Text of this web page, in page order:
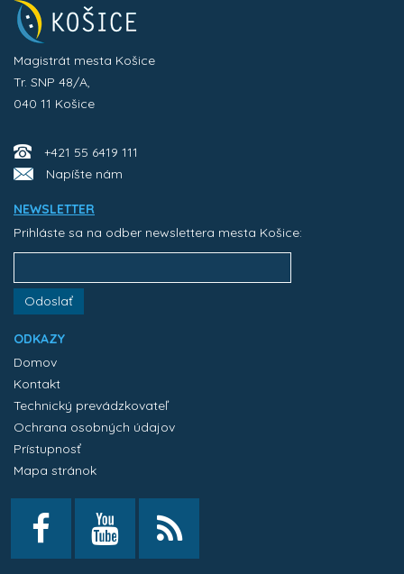
Magistrát mesta Košice
Tr. SNP 48/A,
040 11 Košice
+421 55 6419 111
Napíšte nám
NEWSLETTER
Prihláste sa na odber newslettera mesta Košice:
Odoslať
ODKAZY
Domov
Kontakt
Technický prevádzkovateľ
Ochrana osobných údajov
Prístupnosť
Mapa stránok